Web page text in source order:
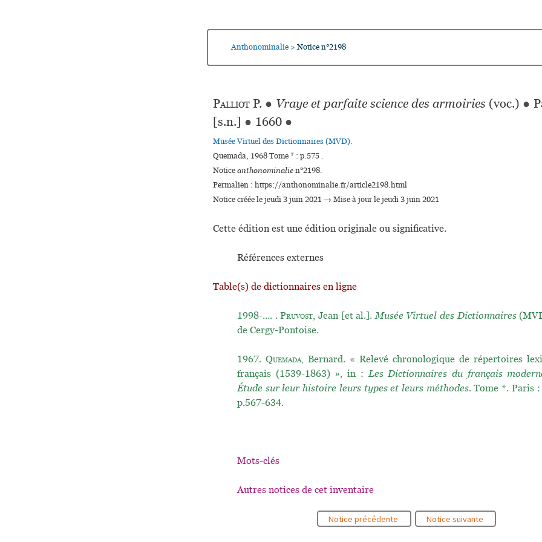
Anthonominalie > Notice n°2198
Palliot P. ● Vraye et parfaite science des armoiries (voc.) ●
[s.n.] ● 1660 ●
Musée Virtuel des Dictionnaires (MVD).
Quemada, 1968 Tome * : p.575 .
Noticeanthonominalien°2198.
Permalien : https://anthonominalie.fr/article2198.html
Notice créée le jeudi 3 juin 2021 → Mise à jour le jeudi 3 juin 2021
Cette édition est une édition originale ou significative.
Références externes
Table(s) de dictionnaires en ligne
1998-.... .Pruvost, Jean [et al.].Musée Virtuel des Dictionnaires
de Cergy-Pontoise.
1967. Quemada, Bernard. « Relevé chronologique de répertoires
français (1539-1863) », in :Les Dictionnaires du français
Étude sur leur histoire leurs types et leurs méthodes. Tome *. Paris
p.567-634.
Mots-clés
Autres notices de cet inventaire
Notice précédente Notice suivante